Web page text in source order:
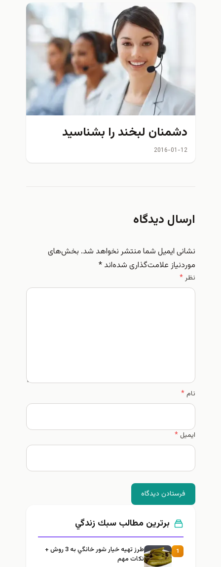
لبخند را بشناسید
دیدگاه
ایمیل شما منتشر نخواهد شد.بخش‌های
علامت‌گذاری شده‌اند*
دیدگاه
برترین مطالب سبك زندگي
طرز تهيه خیار شور خانگي به 3 روش +
نكات مهم